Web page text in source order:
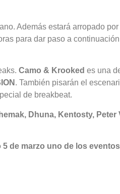
Además estará arropado
para dar paso a
Camo & Krooked es una
. También pisarán el
de breakbeat.
Dhuna, Kentosty, Peter
de marzo uno de los